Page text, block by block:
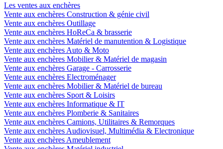
Les ventes aux enchères
Vente aux enchères Construction & génie civil
Vente aux enchères Outillage
Vente aux enchères HoReCa & brasserie
Vente aux enchères Matériel de manutention & Logistique
Vente aux enchères Auto & Moto
Vente aux enchères Mobilier & Matériel de magasin
Vente aux enchères Garage - Carrosserie
Vente aux enchères Electroménager
Vente aux enchères Mobilier & Matériel de bureau
Vente aux enchères Sport & Loisirs
Vente aux enchères Informatique & IT
Vente aux enchères Plomberie & Sanitaires
Vente aux enchères Camions, Utilitaires & Remorques
Vente aux enchères Audiovisuel, Multimédia & Electronique
Vente aux enchères Ameublement